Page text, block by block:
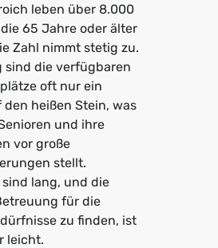
leben über 8.000
65 Jahre oder älter
Zahl nimmt stetig zu.
sind die verfügbaren
oft nur ein
den heißen Stein, was
und ihre
vor große
stellt.
lang, und die
für die
zu finden, ist
leicht.